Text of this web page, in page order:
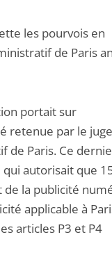
les pourvois en
de Paris
portait sur
retenue par le
Paris. Ce
autorisait que
de la publicité
applicable à
articles P3 et P4